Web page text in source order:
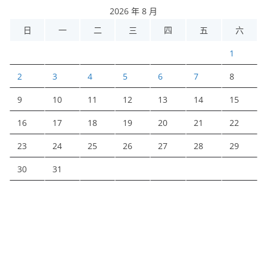
2026 年 8 月
日
一 二 三 四 五 六
1
2 3 4 5 6 7 8
9 10 11 12 13 14 15
16 17 18 19 20 21 22
23 24 25 26 27 28 29
30 31